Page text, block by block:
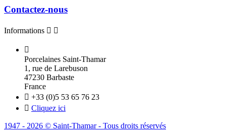
Contactez-nous
Informations  

Porcelaines Saint-Thamar
1, rue de Larebuson
47230 Barbaste
France
 +33 (0)5 53 65 76 23
 Cliquez ici
1947 - 2026 © Saint-Thamar - Tous droits réservés